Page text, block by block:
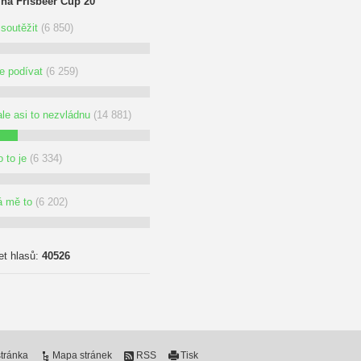
(6 850)
podívat (6 259)
asi to nezvládnu (14 881)
to je (6 334)
mě to (6 202)
hlasů: 40526
Mapa stránek RSS Tisk